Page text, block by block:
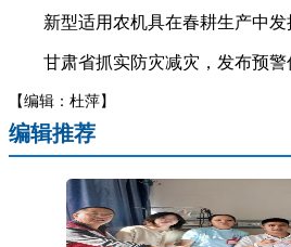
新型适用农机具在春耕生产中发
甘肃省抓实防灾减灾，发布预警信
【编辑：杜萍】
编辑推荐